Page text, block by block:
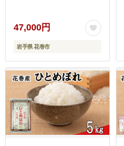
47,000円
岩手県 花巻市